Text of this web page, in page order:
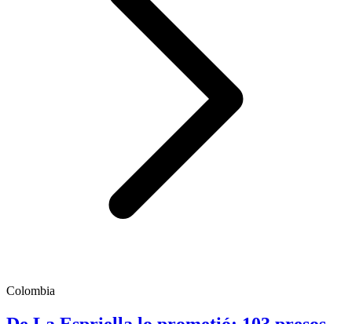
Colombia